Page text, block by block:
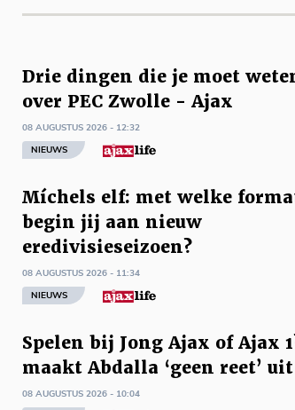
Drie dingen die je moet
over PEC Zwolle - Ajax
08 AUGUSTUS 2026 - 12:32
NIEUWS
Míchels elf: met welke
begin jij aan nieuw
eredivisieseizoen?
08 AUGUSTUS 2026 - 11:34
NIEUWS
Spelen bij Jong Ajax of Ajax
maakt Abdalla ‘geen reet’ uit
08 AUGUSTUS 2026 - 10:04